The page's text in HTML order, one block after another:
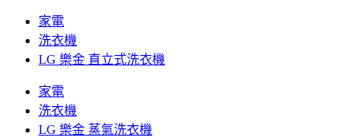
家電
洗衣機
LG 樂金 直立式洗衣機
家電
洗衣機
LG 樂金 蒸氣洗衣機